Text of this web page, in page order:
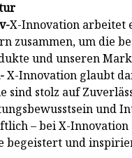
X-Innovation arbeitet
zusammen, um die
und unseren
X-Innovation glaubt
sind stolz auf
und
– bei X-
begeistert und